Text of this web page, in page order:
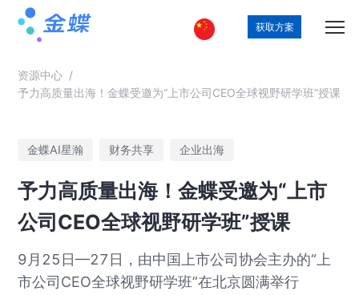
获取方案
资源中心 /
予力高质量出海！金蝶受邀为“上市公司CEO全球视野研学班”授课
金蝶AI星瀚 财务共享 企业出海
予力高质量出海！金蝶受邀为“上市
公司CEO全球视野研学班”授课
9月25日—27日，由中国上市公司协会主办的“上
市公司CEO全球视野研学班”在北京圆满举行